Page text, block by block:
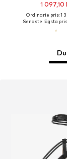
1 097,10
Ordinarie pris: 1
Senaste lägsta